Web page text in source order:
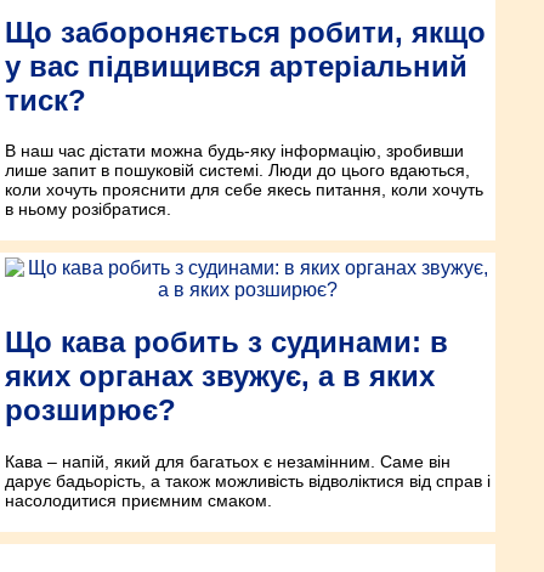
Що забороняється робити, якщо
у вас підвищився артеріальний
тиск?
В наш час дістати можна будь-яку інформацію, зробивши
лише запит в пошуковій системі. Люди до цього вдаються,
коли хочуть прояснити для себе якесь питання, коли хочуть
в ньому розібратися.
Що кава робить з судинами: в
яких органах звужує, а в яких
розширює?
Кава – напій, який для багатьох є незамінним. Саме він
дарує бадьорість, а також можливість відволіктися від справ і
насолодитися приємним смаком.